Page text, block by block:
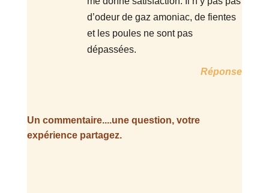
d’odeur de gaz amoniac, de fientes
et les poules ne sont pas
dépassées.
Réponse
Un commentaire....une question, votre
expérience partagez.